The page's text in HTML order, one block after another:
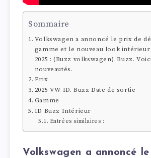
Sommaire
Volkswagen a annoncé le prix de
gamme et le nouveau look intérieur
2025 : (Buzz volkswagen). Buzz.
nouveautés.
Prix
2025 VW ID. Buzz Date de sortie
Gamme
ID Buzz Intérieur
Entrées similaires :
Volkswagen a annoncé